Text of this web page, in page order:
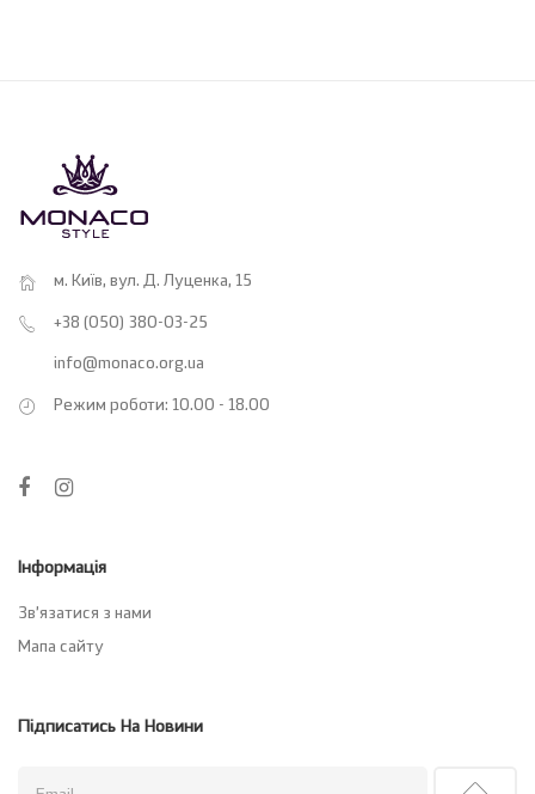
м. Київ, вул. Д. Луценка, 15
+38 (050) 380-03-25
info@monaco.org.ua
Режим роботи: 10.00 - 18.00
Інформація
Зв’язатися з нами
Мапа сайту
Підписатись На Новини